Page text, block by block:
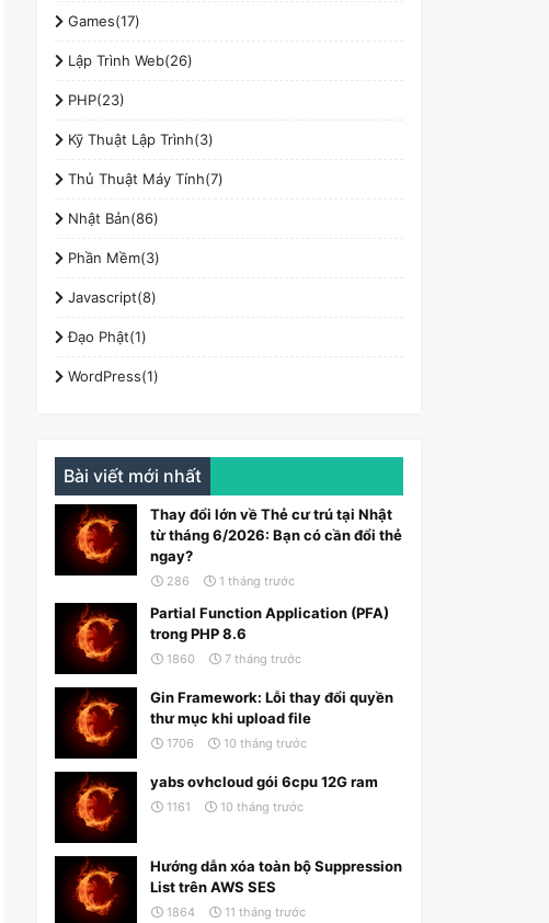
Games(17)
Lập Trình Web(26)
PHP(23)
Kỹ Thuật Lập Trình(3)
Thủ Thuật Máy Tính(7)
Nhật Bản(86)
Phần Mềm(3)
Javascript(8)
Đạo Phật(1)
WordPress(1)
Bài viết mới nhất
Thay đổi lớn về Thẻ cư trú tại Nhật
từ tháng 6/2026: Bạn có cần đổi thẻ
ngay?
286 1 tháng trước
Partial Function Application (PFA)
trong PHP 8.6
1860 7 tháng trước
Gin Framework: Lỗi thay đổi quyền
thư mục khi upload file
1706 10 tháng trước
yabs ovhcloud gói 6cpu 12G ram
1161 10 tháng trước
Hướng dẫn xóa toàn bộ Suppression
List trên AWS SES
1864 11 tháng trước